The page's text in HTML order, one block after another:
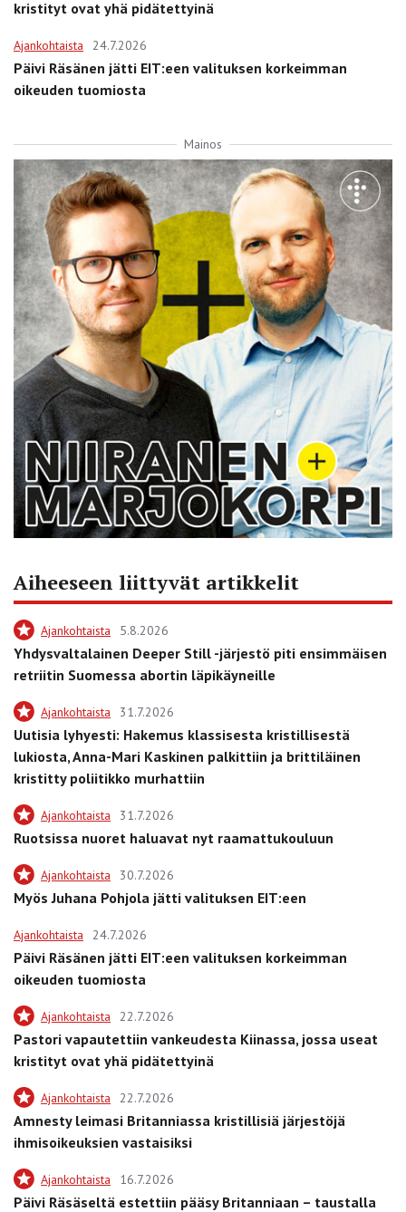
kristityt ovat yhä pidätettyinä
Ajankohtaista 24.7.2026
Päivi Räsänen jätti EIT:een valituksen korkeimman
oikeuden tuomiosta
Mainos
Aiheeseen liittyvät artikkelit
Ajankohtaista 5.8.2026
Yhdysvaltalainen Deeper Still -järjestö piti ensimmäisen
retriitin Suomessa abortin läpikäyneille
Ajankohtaista 31.7.2026
Uutisia lyhyesti: Hakemus klassisesta kristillisestä
lukiosta, Anna-Mari Kaskinen palkittiin ja brittiläinen
kristitty poliitikko murhattiin
Ajankohtaista 31.7.2026
Ruotsissa nuoret haluavat nyt raamattukouluun
Ajankohtaista 30.7.2026
Myös Juhana Pohjola jätti valituksen EIT:een
Ajankohtaista 24.7.2026
Päivi Räsänen jätti EIT:een valituksen korkeimman
oikeuden tuomiosta
Ajankohtaista 22.7.2026
Pastori vapautettiin vankeudesta Kiinassa, jossa useat
kristityt ovat yhä pidätettyinä
Ajankohtaista 22.7.2026
Amnesty leimasi Britanniassa kristillisiä järjestöjä
ihmisoikeuksien vastaisiksi
Ajankohtaista 16.7.2026
Päivi Räsäseltä estettiin pääsy Britanniaan – taustalla